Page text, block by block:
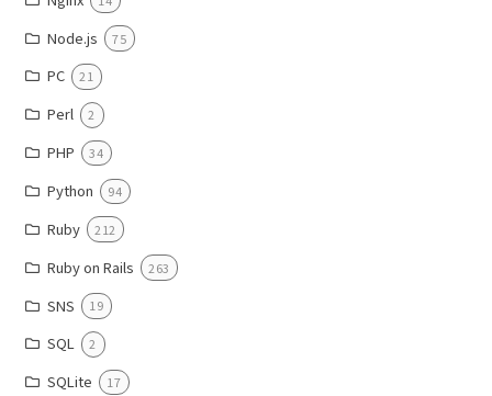
Node.js 75
PC 21
Perl 2
PHP 34
Python 94
Ruby 212
Ruby on Rails 263
SNS 19
SQL 2
SQLite 17